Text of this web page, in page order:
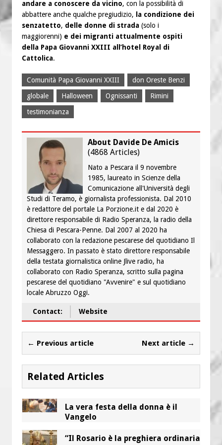
andare a conoscere da vicino, con la possibilità di
abbattere anche qualche pregiudizio,
la condizione dei
senzatetto, delle donne di strada (solo i
maggiorenni) e dei migranti attualmente ospiti
della Papa Giovanni XXIII all’hotel Royal di
Cattolica.
Comunità Papa Giovanni XXIII
don Oreste Benzi
globale
Halloween Ognissanti
Rimini
testimonianza
About Davide De Amicis
(4868 Articles)
Nato a Pescara il 9 novembre
1985, laureato in Scienze della
Comunicazione all'Università degli
Studi di Teramo, è giornalista professionista. Dal 2010
è redattore del portale La Porzione.it e dal 2020 è
direttore responsabile di Radio Speranza, la radio della
Chiesa di Pescara-Penne. Dal 2007 al 2020 ha
collaborato con la redazione pescarese del quotidiano Il
Messaggero. In passato è stato direttore responsabile
della testata giornalistica online Jlive radio, ha
collaborato con Radio Speranza, scritto sulla pagina
pescarese del quotidiano "Avvenire" e sul quotidiano
locale Abruzzo Oggi.
Contact: Website
← Previous article Next article →
Related Articles
La vera festa della donna è il
Vangelo
“Il Rosario è la preghiera ordinaria